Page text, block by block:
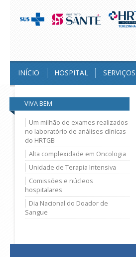
INÍCIO HOSPITAL SERVIÇOS
VIVA BEM
Um milhão de exames realizados
no laboratório de análises clínicas
do HRTGB
Alta complexidade em Oncologia
Unidade de Terapia Intensiva
Comissões e núcleos
hospitalares
Dia Nacional do Doador de
Sangue